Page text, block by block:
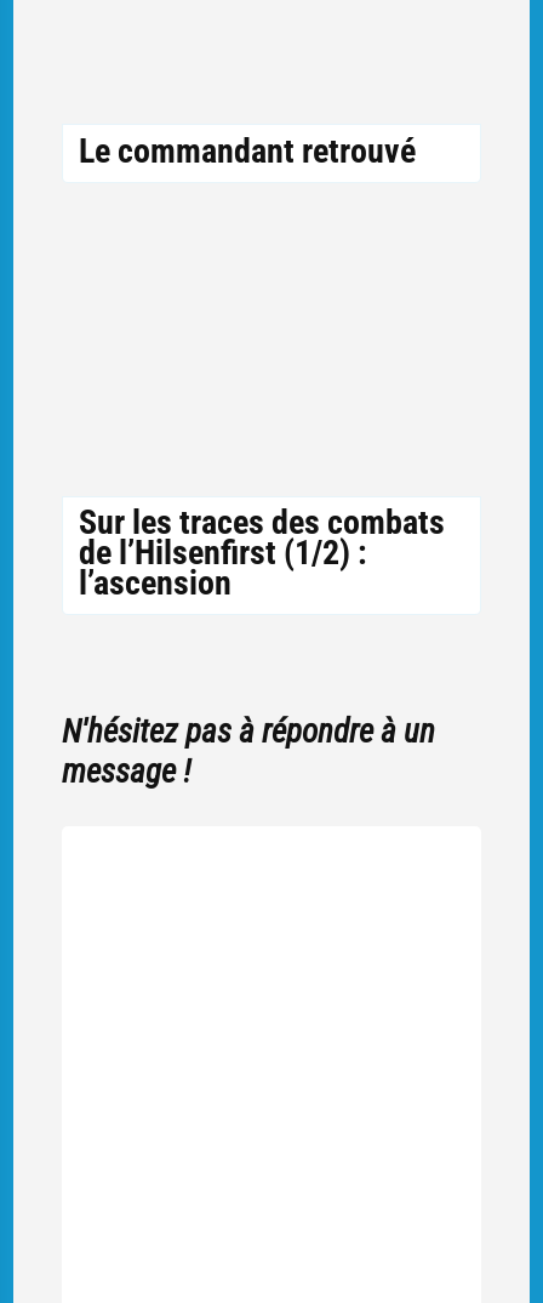
Le commandant retrouvé
Sur les traces des combats
de l’Hilsenfirst (1/2) :
l’ascension
N'hésitez pas à répondre à un
message !